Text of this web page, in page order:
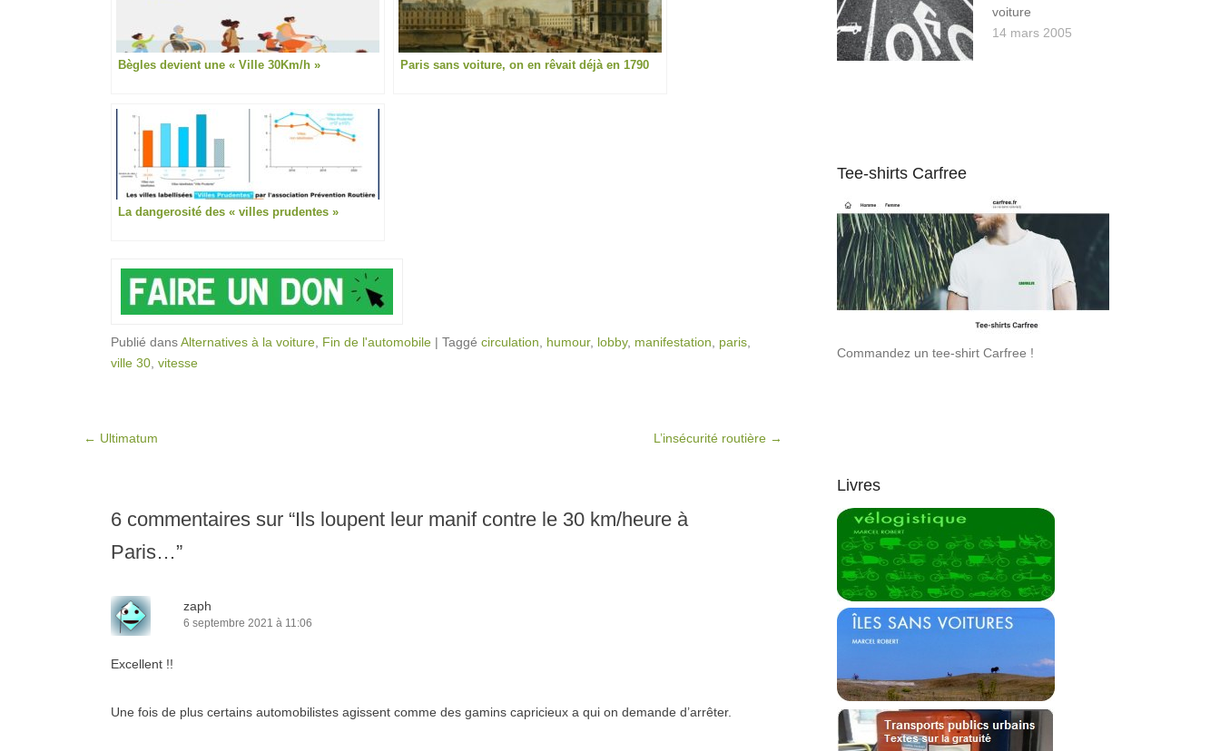
Bègles devient une « Ville 30Km/h » Paris sans voiture, on en rêvait déjà en 1790
La dangerosité des « villes prudentes »
Publié dansAlternatives à la voiture Fin de l'automobile | Taggé circulation humour, lobby, manifestation paris
ville 30 vitesse
Post navigation
← Ultimatum L’insécurité routière →
6 commentaires sur “Ils loupent leur manif contre le 30 km/heure à
Paris…”
zaph
6 septembre 2021 à 11:06
Excellent !!
Une fois de plus certains automobilistes agissent comme des gamins capricieux a qui on demande d’arrêter.
voiture
14 mars 2005
Tee-shirts Carfree
Commandez un tee-shirt Carfree !
Livres